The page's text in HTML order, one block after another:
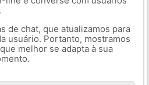
de chat, que atualizamos para
usuário. Portanto, mostramos
melhor se adapta à sua